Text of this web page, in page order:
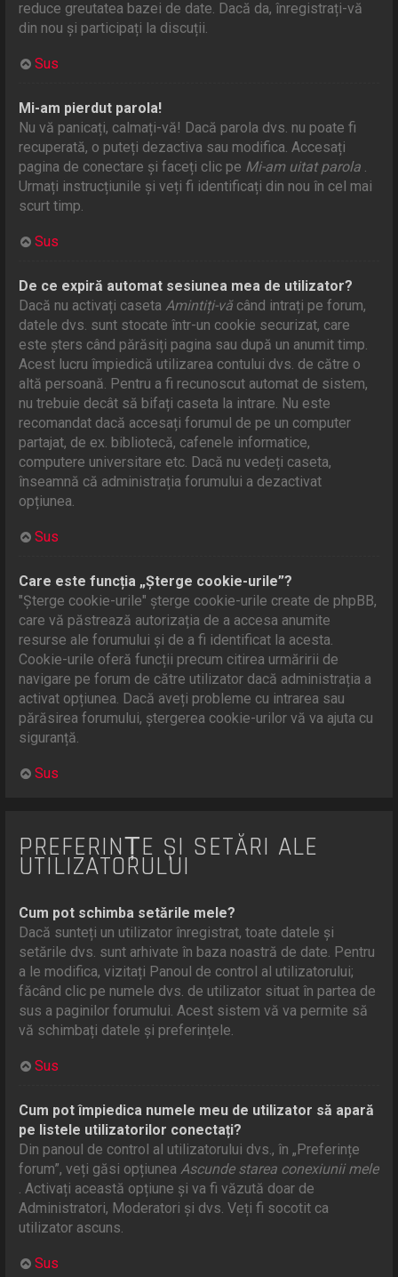
reduce greutatea bazei de date. Dacă da, înregistrați-vă
din nou și participați la discuții.
Sus
Mi-am pierdut parola!
Nu vă panicați, calmați-vă! Dacă parola dvs. nu poate fi
recuperată, o puteți dezactiva sau modifica. Accesați
pagina de conectare și faceți clic pe Mi-am uitat parola .
Urmați instrucțiunile și veți fi identificați din nou în cel mai
scurt timp.
Sus
De ce expiră automat sesiunea mea de utilizator?
Dacă nu activați casetaAmintiți-vă când intrați pe forum,
datele dvs. sunt stocate într-un cookie securizat, care
este șters când părăsiți pagina sau după un anumit timp.
Acest lucru împiedică utilizarea contului dvs. de către o
altă persoană. Pentru a fi recunoscut automat de sistem,
nu trebuie decât să bifați caseta la intrare. Nu este
recomandat dacă accesați forumul de pe un computer
partajat, de ex. bibliotecă, cafenele informatice,
computere universitare etc. Dacă nu vedeți caseta,
înseamnă că administrația forumului a dezactivat
opțiunea.
Sus
Care este funcția „Șterge cookie-urile”?
"Șterge cookie-urile" șterge cookie-urile create de phpBB,
care vă păstrează autorizația de a accesa anumite
resurse ale forumului și de a fi identificat la acesta.
Cookie-urile oferă funcții precum citirea urmăririi de
navigare pe forum de către utilizator dacă administrația a
activat opțiunea. Dacă aveți probleme cu intrarea sau
părăsirea forumului, ștergerea cookie-urilor vă va ajuta cu
siguranță.
Sus
PREFERINȚE ȘI SETĂRI ALE
UTILIZATORULUI
Cum pot schimba setările mele?
Dacă sunteți un utilizator înregistrat, toate datele și
setările dvs. sunt arhivate în baza noastră de date. Pentru
a le modifica, vizitați Panoul de control al utilizatorului;
făcând clic pe numele dvs. de utilizator situat în partea de
sus a paginilor forumului. Acest sistem vă va permite să
vă schimbați datele și preferințele.
Sus
Cum pot împiedica numele meu de utilizator să apară
pe listele utilizatorilor conectați?
Din panoul de control al utilizatorului dvs., în „Preferințe
forum”, veți găsi opțiunea Ascunde starea conexiunii mele
. Activați această opțiune și va fi văzută doar de
Administratori, Moderatori și dvs. Veți fi socotit ca
utilizator ascuns.
Sus